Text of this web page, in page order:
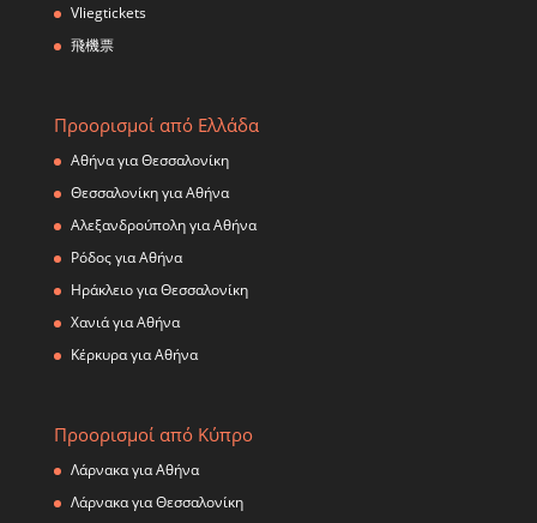
Vliegtickets
飛機票
Προορισμοί από Ελλάδα
Αθήνα για Θεσσαλονίκη
Θεσσαλονίκη για Αθήνα
Αλεξανδρούπολη για Αθήνα
Ρόδος για Αθήνα
Ηράκλειο για Θεσσαλονίκη
Χανιά για Αθήνα
Κέρκυρα για Αθήνα
Προορισμοί από Κύπρο
Λάρνακα για Αθήνα
Λάρνακα για Θεσσαλονίκη